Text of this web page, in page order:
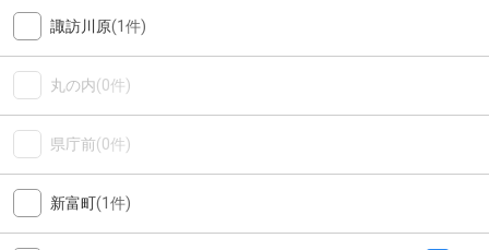
諏訪川原(1件)
丸の内(0件)
県庁前(0件)
新富町(1件)